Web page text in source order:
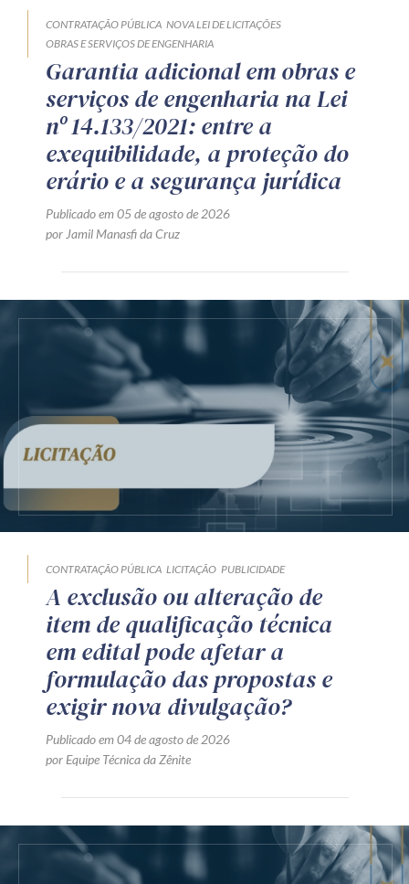
CONTRATAÇÃO PÚBLICA NOVA LEI DE LICITAÇÕES
OBRAS E SERVIÇOS DE ENGENHARIA
Garantia adicional em obras e
serviços de engenharia na Lei
nº 14.133/2021: entre a
exequibilidade, a proteção do
erário e a segurança jurídica
Publicado em 05 de agosto de 2026
por Jamil Manasfi da Cruz
CONTRATAÇÃO PÚBLICA LICITAÇÃO PUBLICIDADE
A exclusão ou alteração de
item de qualificação técnica
em edital pode afetar a
formulação das propostas e
exigir nova divulgação?
Publicado em 04 de agosto de 2026
por Equipe Técnica da Zênite